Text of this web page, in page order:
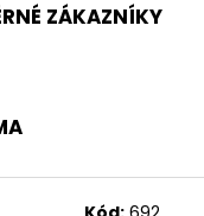
ZÁKAZNÍKY